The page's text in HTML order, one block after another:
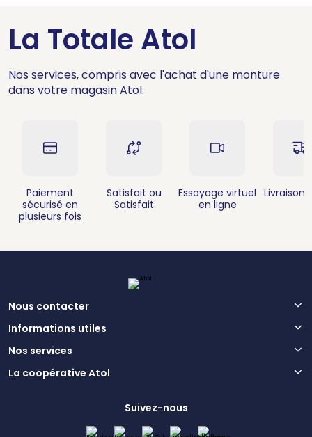
La Totale Atol
Nos services, compris avec l'achat d'une monture
dans votre magasin Atol.
Paiement
sécurisé en
plusieurs fois
Satisfait ou
Satisfait
Essayage virtuel
en ligne
Livraison
Nous contacter
Informations utiles
Nos services
La coopérative Atol
Suivez-nous